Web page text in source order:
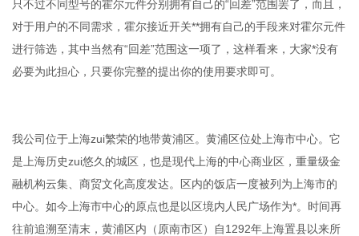
只不过不同型号的霍尔元件分别拥有自己的“回差”范围罢了，而且，
对于用户的不同需求，霍尔接近开关**拥有自己的手段来对霍尔元件
进行筛选，其中当然有“回差”范围这一项了，这样看来，大家*没有
必要为此担心，只要你完整的提出你的使用要求即可。
我公司位于上海zui繁荣的地带黄浦区。黄浦区位处上海市中心。它
是上海历史zui悠久的城区，也是现代上海的中心商业区，重量级金
融机构云集、商贸文化高度发达。区内的饭店一度被列为上海市的
中心。如今上海市中心的原点也是以区境内人民广场作为*。时间再
往前追溯至清末，黄浦区内（原南市区）自1292年上海置县以来所